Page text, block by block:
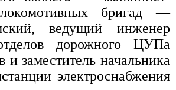
бригад —
ведущий инженер
дорожного ЦУПа
заместитель начальника
электроснабжения